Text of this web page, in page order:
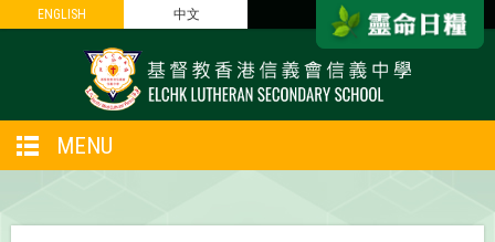
ENGLISH 中文
ENGLISH 中文
MENU